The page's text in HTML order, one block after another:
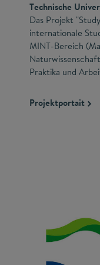
Technische
Das Projekt
internationale
MINT-Bereich
Praktika und
Projektportait